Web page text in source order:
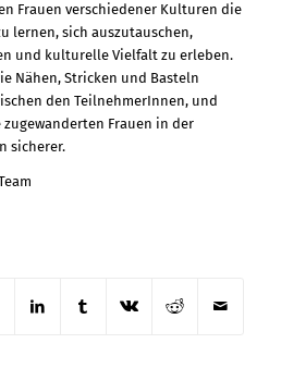
Frauen verschiedener Kulturen die
lernen, sich auszutauschen,
und kulturelle Vielfalt zu erleben.
Nähen, Stricken und Basteln
den TeilnehmerInnen, und
Frauen in der
sicherer.